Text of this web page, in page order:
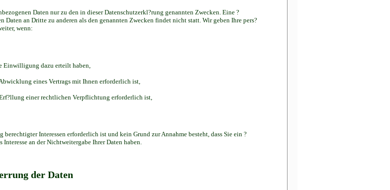
Daten nur zu den in dieser Datenschutzerkl?rung genannten Zwecken. Eine ?
Daten an Dritte zu anderen als den genannten Zwecken findet nicht statt. Wir geben Ihre pers?
wenn:
Einwilligung dazu erteilt haben,
eines Vertrags mit Ihnen erforderlich ist,
einer rechtlichen Verpflichtung erforderlich ist,
berechtigter Interessen erforderlich ist und kein Grund zur Annahme besteht, dass Sie ein ?
Interesse an der Nichtweitergabe Ihrer Daten haben.
der Daten